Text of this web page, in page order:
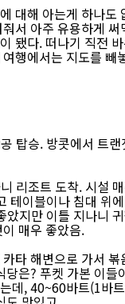
대해 아는게 하나
서 아주 유용하게
됐다. 떠나기 직전
행에서는 지도를 빼
탑승. 방콧에서 트
리조트 도착. 시설
테이블이나 침대 위
았지만 이틀 지나니
매우 좋았음.
타 해변으로 가서
당은? 푸켓 가본 이
데, 40~60바트(1바